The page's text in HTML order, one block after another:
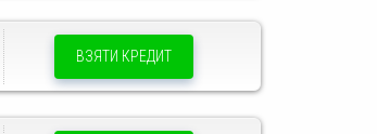
ВЗЯТИ КРЕДИТ